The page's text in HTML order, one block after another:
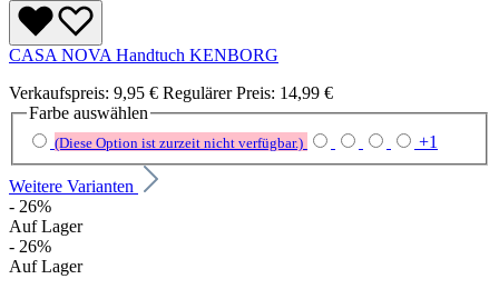
CASA NOVA Handtuch KENBORG
Verkaufspreis: 9,95 € Regulärer Preis: 14,99 €
Farbe auswählen
(Diese Option ist zurzeit nicht verfügbar.) +1
Weitere Varianten
- 26%
Auf Lager
- 26%
Auf Lager